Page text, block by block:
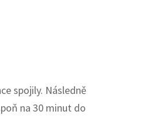
spojily. Následně
na 30 minut do